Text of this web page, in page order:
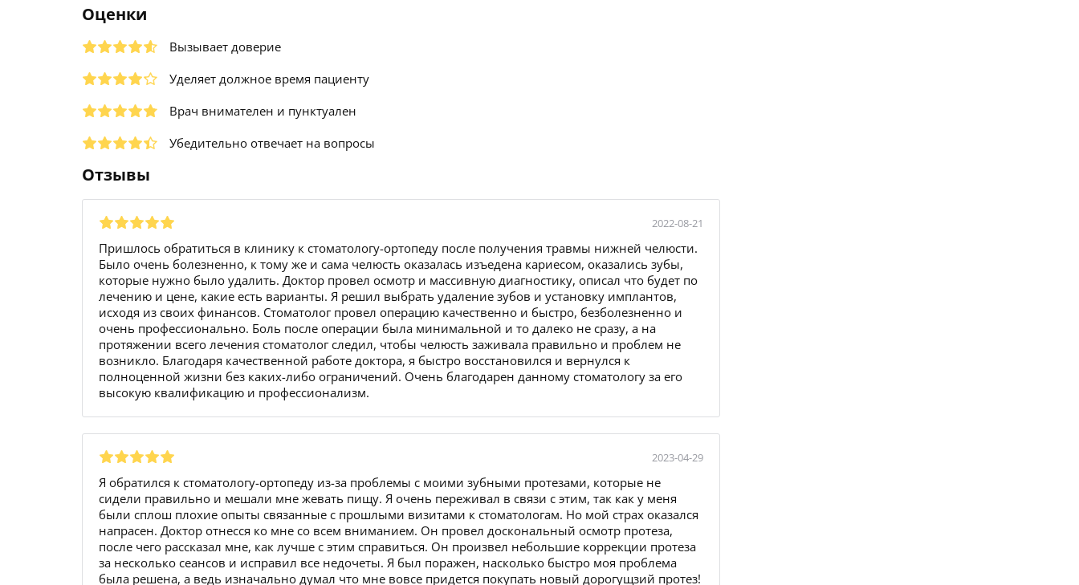
Оценки
Вызывает доверие
Уделяет должное время пациенту
Врач внимателен и пунктуален
Убедительно отвечает на вопросы
Отзывы
2022-08-21
Пришлось обратиться в клинику к стоматологу-ортопеду после получения травмы нижней челюсти.
Было очень болезненно, к тому же и сама челюсть оказалась изъедена кариесом, оказались зубы,
которые нужно было удалить. Доктор провел осмотр и массивную диагностику, описал что будет по
лечению и цене, какие есть варианты. Я решил выбрать удаление зубов и установку имплантов,
исходя из своих финансов. Стоматолог провел операцию качественно и быстро, безболезненно и
очень профессионально. Боль после операции была минимальной и то далеко не сразу, а на
протяжении всего лечения стоматолог следил, чтобы челюсть заживала правильно и проблем не
возникло. Благодаря качественной работе доктора, я быстро восстановился и вернулся к
полноценной жизни без каких-либо ограничений. Очень благодарен данному стоматологу за его
высокую квалификацию и профессионализм.
2023-04-29
Я обратился к стоматологу-ортопеду из-за проблемы с моими зубными протезами, которые не
сидели правильно и мешали мне жевать пищу. Я очень переживал в связи с этим, так как у меня
были сплош плохие опыты связанные с прошлыми визитами к стоматологам. Но мой страх оказался
напрасен. Доктор отнесся ко мне со всем вниманием. Он провел доскональный осмотр протеза,
после чего рассказал мне, как лучше с этим справиться. Он произвел небольшие коррекции протеза
за несколько сеансов и исправил все недочеты. Я был поражен, насколько быстро моя проблема
была решена, а ведь изначально думал что мне вовсе придется покупать новый дорогущзий протез!